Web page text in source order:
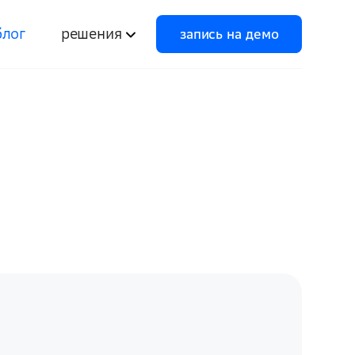
решения
запись на демо